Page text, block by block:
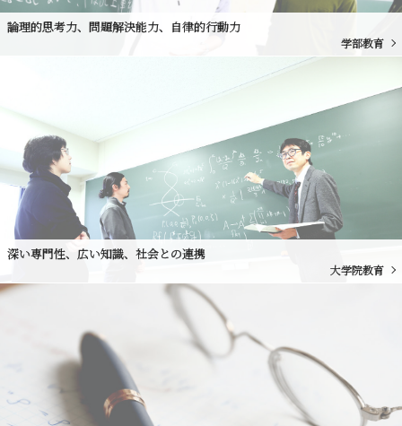
論理的思考力、問題解決能力、自律的行動力
学部教育
深い専門性、広い知識、社会との連携
大学院教育